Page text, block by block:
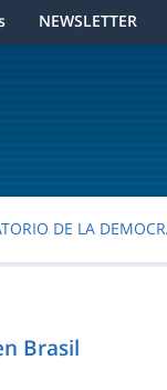
NEWSLETTER
DE LA
Brasil